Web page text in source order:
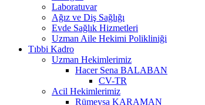
Laboratuvar
Ağız ve Diş Sağlığı
Evde Sağlık Hizmetleri
Uzman Aile Hekimi Polikliniği
Tıbbi Kadro
Uzman Hekimlerimiz
Hacer Sena BALABAN
CV-TR
Acil Hekimlerimiz
Rümeysa KARAMAN